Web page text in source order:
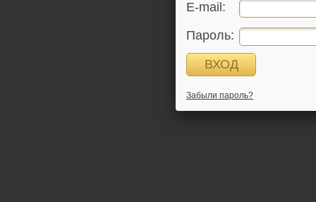
E-mail:
Пароль:
Забыли пароль?